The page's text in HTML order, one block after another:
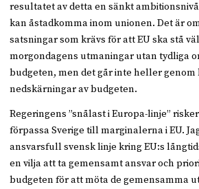
resultatet av detta en sänkt
kan åstadkomma inom unionen. Det är
satsningar som krävs för att EU ska stå
morgondagens utmaningar utan tydliga
budgeten, men det går inte heller genom
nedskärningar av budgeten.
Regeringens ”snålast i Europa-linje”
förpassa Sverige till marginalerna i EU.
ansvarsfull svensk linje kring EU:s
en vilja att ta gemensamt ansvar och
budgeten för att möta de gemensamma